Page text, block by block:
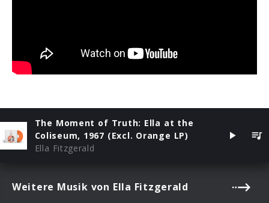
The Moment of Truth: Ella at the
Coliseum, 1967 (Excl. Orange LP)
Ella Fitzgerald
Weitere Musik von Ella Fitzgerald